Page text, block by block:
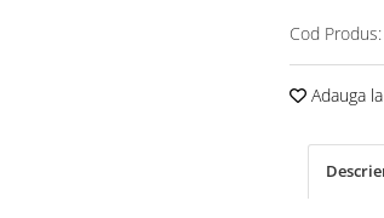
Cod Produs:
Adauga